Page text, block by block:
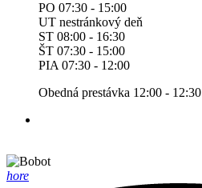
PO 07:30 - 15:00
UT nestránkový deň
ST 08:00 - 16:30
ŠT 07:30 - 15:00
PIA 07:30 - 12:00
Obedná prestávka 12:00 - 12:30
hore